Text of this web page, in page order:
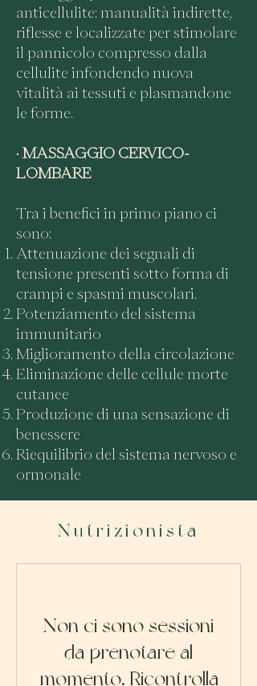
anticellulite: manualità indirette,
riflesse e localizzate per stimolare
il pannicolo compresso dalla
cellulite infondendo nuova
vitalità ai tessuti e plasmandone
le forme.
•MASSAGGIO CERVICO-
LOMBARE
Tra i benefici in primo piano ci
sono:
Attenuazione dei segnali di
tensione presenti sotto forma di
crampi e spasmi muscolari.
Potenziamento del sistema
immunitario
Miglioramento della circolazione
Eliminazione delle cellule morte
cutanee
Produzione di una sensazione di
benessere
Riequilibrio del sistema nervoso e
ormonale
Nutrizionista
Non ci sono sessioni
da prenotare al
momento. Ricontrolla